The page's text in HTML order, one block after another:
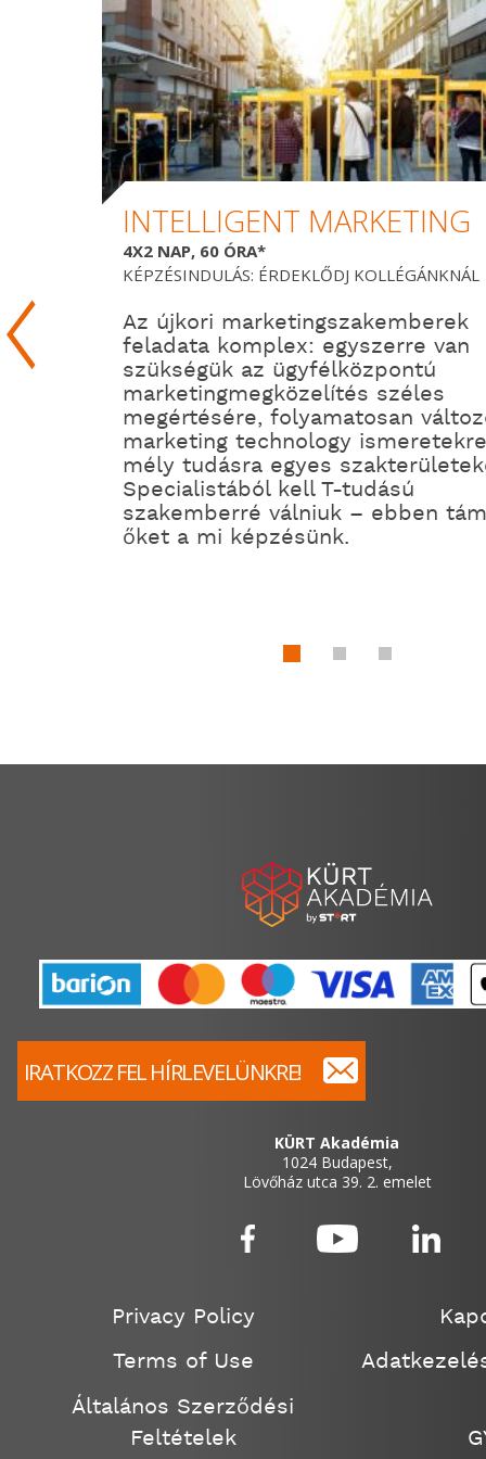
INTELLIGENT MARKETING
4X2 NAP, 60 ÓRA*
KÉPZÉSINDULÁS: ÉRDEKLŐDJ KOLLÉGÁNKNÁL
Az újkori marketingszakemberek
feladata komplex: egyszerre van
szükségük az ügyfélközpontú
marketingmegközelítés széles
megértésére, folyamatosan
marketing technology
mély tudásra egyes
Specialistából kell T-tudású
szakemberré válniuk – ebben
őket a mi képzésünk.
KÜRT Akadémia
1024 Budapest,
Lövőház utca 39. 2. emelet
IRATKOZZ FEL HÍRLEVELÜNKRE!
Privacy Policy
Terms of Use
Általános Szerződési
Feltételek